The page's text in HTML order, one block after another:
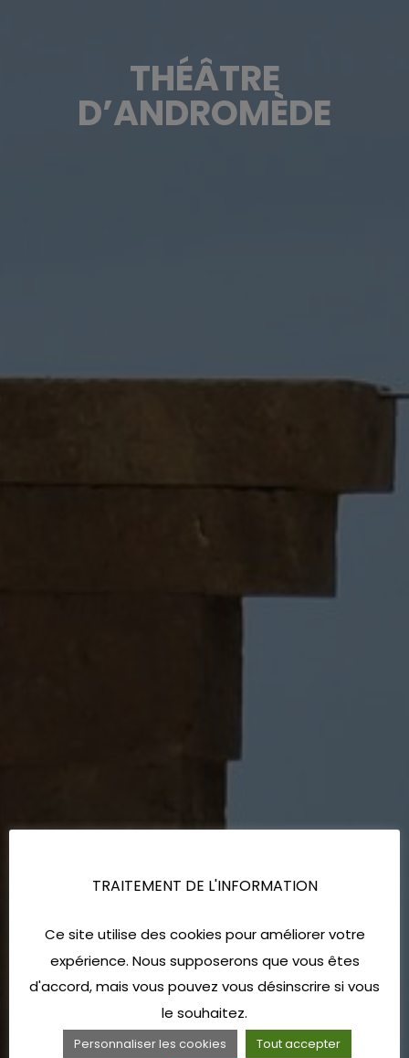
THÉÂTRE
D’ANDROMÈDE
TRAITEMENT DE L'INFORMATION
Ce site utilise des cookies pour améliorer votre
expérience. Nous supposerons que vous êtes
d'accord, mais vous pouvez vous désinscrire si vous
le souhaitez.
Personnaliser les cookies
Tout accepter